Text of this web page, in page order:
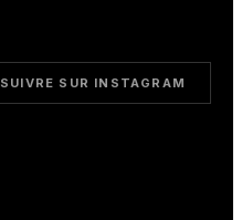
SUIVRE SUR INSTAGRAM